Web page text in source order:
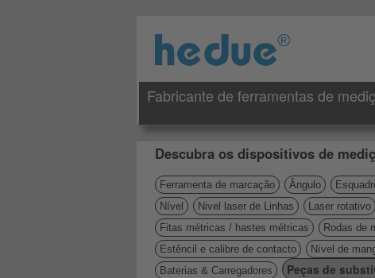
Fabricante de ferramentas de
Descubra os dispositivos de
Ferramenta de marcação Ângulo
Nível
Nivel laser de Linhas Laser rotativo
Fitas métricas / hastes métricas
Rodas de
Estêncil e calibre de contacto
Nível de
Baterias & Carregadores
Peças de